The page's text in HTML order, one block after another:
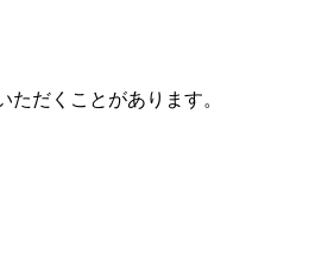
だくことがあります。